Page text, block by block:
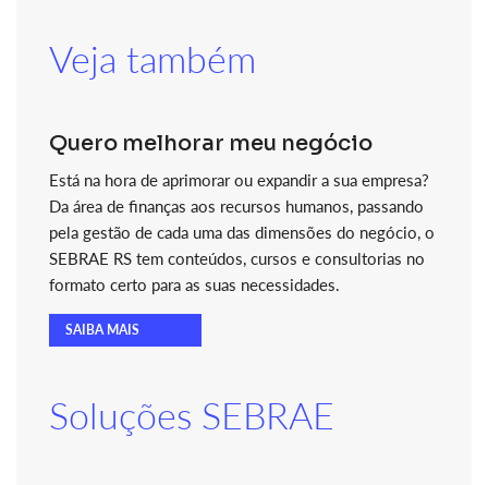
Veja também
Quero melhorar meu negócio
Está na hora de aprimorar ou expandir a sua empresa?
Da área de finanças aos recursos humanos, passando
pela gestão de cada uma das dimensões do negócio, o
SEBRAE RS tem conteúdos, cursos e consultorias no
formato certo para as suas necessidades.
SAIBA MAIS
Soluções SEBRAE